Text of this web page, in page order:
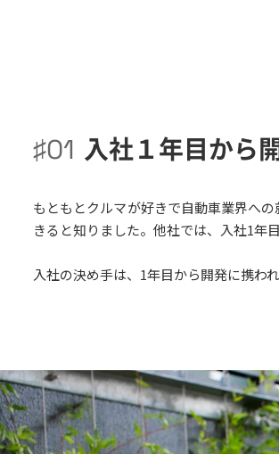
♯01 入社１年目から
もともとクルマが好きで自動車業界へ
きると知りました。他社では、入社1年
入社の決め手は、1年目から開発に携わ